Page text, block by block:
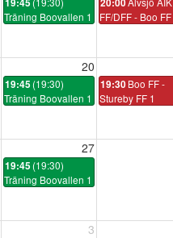
20:00
FF/DFF - Boo FF
19:30Boo FF -
Stureby FF 1
19:45
Träning Boovallen 1
19:45(19:30)
Träning Boovallen 1
19:45(19:30)
Träning Boovallen 1
20
27
3